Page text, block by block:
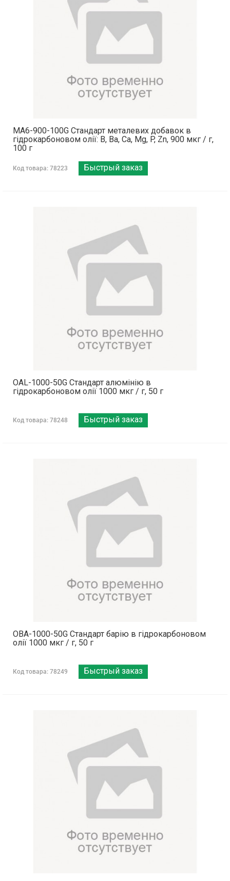
MA6-900-100G Стандарт металевих добавок в
гідрокарбоновом олії: B, Ba, Ca, Mg, P, Zn, 900 мкг / г,
100 г
Код товара: 78223 Быстрый заказ
OAL-1000-50G Стандарт алюмінію в
гідрокарбоновом олії 1000 мкг / г, 50 г
Код товара: 78248 Быстрый заказ
OBA-1000-50G Стандарт барію в гідрокарбоновом
олії 1000 мкг / г, 50 г
Код товара: 78249 Быстрый заказ